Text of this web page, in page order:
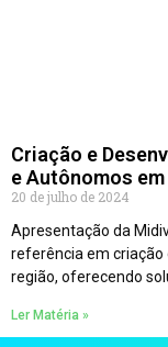
Criação e
e Autônomos
20 de julho de 2024
Apresentação da
referência em criação
região, oferecendo
Ler Matéria »